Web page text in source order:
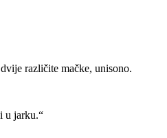
različite mačke, unisono.
u jarku.“